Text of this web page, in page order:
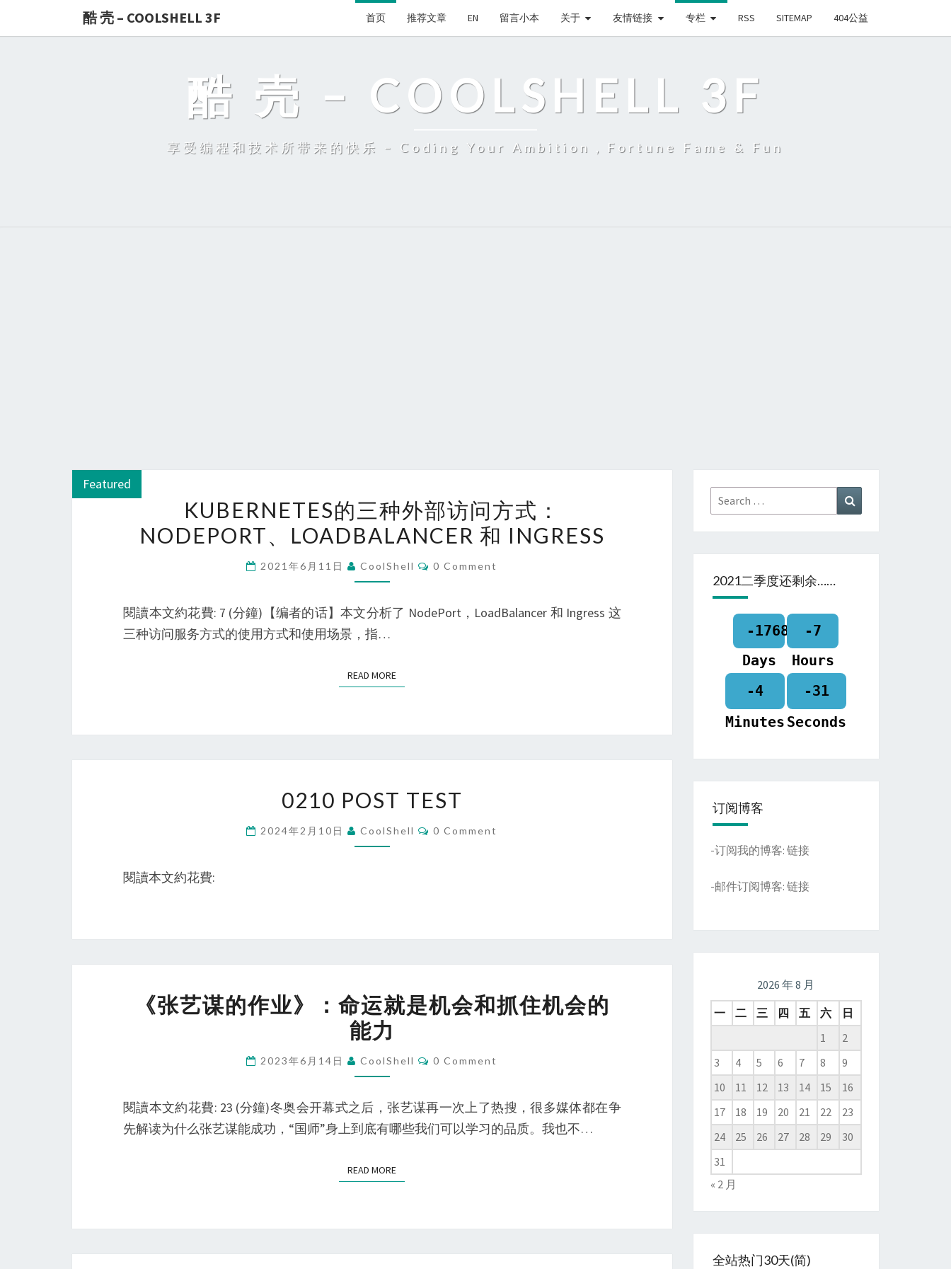
酷 壳 – COOLSHELL 3F 首页 推荐文章 EN 留言小本 关于 友情链接 专栏 RSS SITEMAP 404公益
酷 壳 – COOLSHELL 3F
享受编程和技术所带来的快乐 – Coding Your Ambition，Fortune Fame & Fun
Featured
的
三
外
访
问
式：
KUBERNETES的三种外部访问方式：
NODEPORT、LOADBALANCER 和 INGRESS
2021年6月11日 CoolShell Comments
0 Comment
閱讀本文約花費: 7 (分鐘)【编者的话】本文分析了 NodePort，LoadBalancer 和 Ingress 这
三种访问服务方式的使用方式和使用场景，指…
READ MOREREAD MORE
POST
TEST
0210 POST TEST
2024年2月10日 CoolShell Comments
0 Comment
閱讀本文約花費:
艺
谋
作
命
运
是
《张艺谋的作业》：命运就是机会和抓住机会的
能力
2023年6月14日 CoolShell Comments
0 Comment
閱讀本文約花費: 23 (分鐘)冬奥会开幕式之后，张艺谋再一次上了热搜，很多媒体都在争
先解读为什么张艺谋能成功，“国师”身上到底有哪些我们可以学习的品质。我也不…
READ MOREREAD MORE
Search
for:
2021二季度还剩余……
-1768
Days
-7
Hours
-4
Minutes
-31
Seconds
订阅博客
-订阅我的博客: 链接
-邮件订阅博客: 链接
2026 年 8 月
一
二 三 四 五 六
日
1
2
3
4 5 6 7 8
9
10
11 12 13 14 15
16
17
18 19 20 21 22
23
24
25 26 27 28 29
30
31
« 2 月
全站热门30天(简)